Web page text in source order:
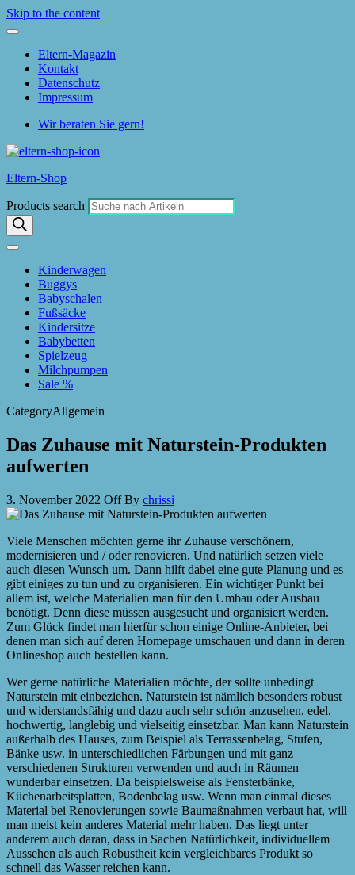
Skip to the content
Eltern-Magazin
Kontakt
Datenschutz
Impressum
Wir beraten Sie gern!
Eltern-Shop
Products search
Kinderwagen
Buggys
Babyschalen
Fußsäcke
Kindersitze
Babybetten
Spielzeug
Milchpumpen
Sale %
CategoryAllgemein
Das Zuhause mit Naturstein-Produkten
aufwerten
3. November 2022 OffBy chrissi
Viele Menschen möchten gerne ihr Zuhause verschönern,
modernisieren und / oder renovieren. Und natürlich setzen viele
auch diesen Wunsch um. Dann hilft dabei eine gute Planung und es
gibt einiges zu tun und zu organisieren. Ein wichtiger Punkt bei
allem ist, welche Materialien man für den Umbau oder Ausbau
benötigt. Denn diese müssen ausgesucht und organisiert werden.
Zum Glück findet man hierfür schon einige Online-Anbieter, bei
denen man sich auf deren Homepage umschauen und dann in deren
Onlineshop auch bestellen kann.
Wer gerne natürliche Materialien möchte, der sollte unbedingt
Naturstein mit einbeziehen. Naturstein ist nämlich besonders robust
und widerstandsfähig und dazu auch sehr schön anzusehen, edel,
hochwertig, langlebig und vielseitig einsetzbar. Man kann Naturstein
außerhalb des Hauses, zum Beispiel als Terrassenbelag, Stufen,
Bänke usw. in unterschiedlichen Färbungen und mit ganz
verschiedenen Strukturen verwenden und auch in Räumen
wunderbar einsetzen. Da beispielsweise als Fensterbänke,
Küchenarbeitsplatten, Bodenbelag usw. Wenn man einmal dieses
Material bei Renovierungen sowie Baumaßnahmen verbaut hat, will
man meist kein anderes Material mehr haben. Das liegt unter
anderem auch daran, dass in Sachen Natürlichkeit, individuellem
Aussehen als auch Robustheit kein vergleichbares Produkt so
schnell das Wasser reichen kann.